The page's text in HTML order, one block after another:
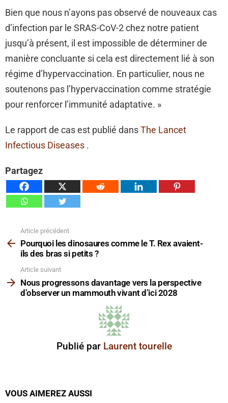
Bien que nous n’ayons pas observé de nouveaux cas
d’infection par le SRAS-CoV-2 chez notre patient
jusqu’à présent, il est impossible de déterminer de
manière concluante si cela est directement lié à son
régime d’hypervaccination. En particulier, nous ne
soutenons pas l’hypervaccination comme stratégie
pour renforcer l’immunité adaptative. »
Le rapport de cas est publié dansThe Lancet
Infectious Diseases .
Partagez
plus
Article précédent
Pourquoi les dinosaures comme le T. Rex avaient-
ils des bras si petits ?
Article suivant
Nous progressons davantage vers la perspective
d’observer un mammouth vivant d’ici 2028
Publié par Laurent tourelle
VOUS AIMEREZ AUSSI